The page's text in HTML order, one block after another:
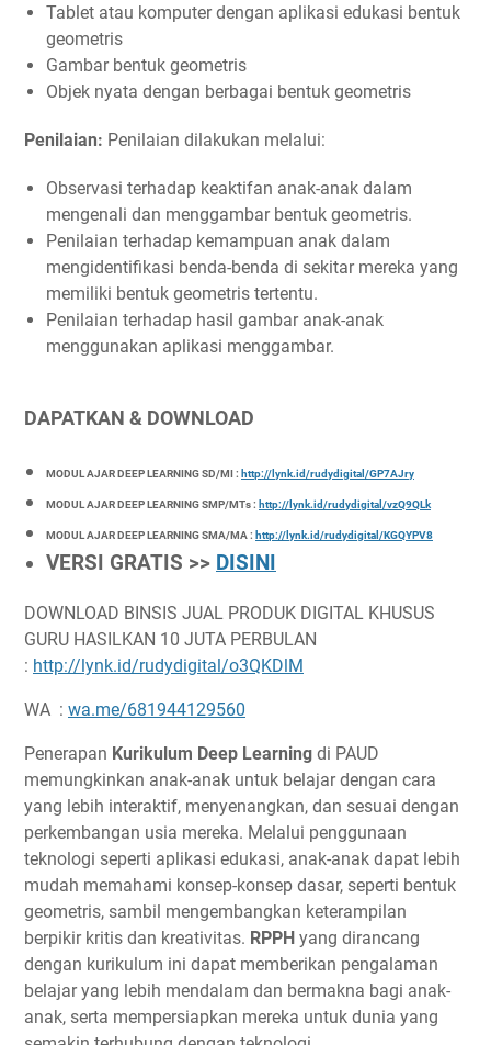
Tablet atau komputer dengan aplikasi edukasi bentuk
geometris
Gambar bentuk geometris
Objek nyata dengan berbagai bentuk geometris
Penilaian: Penilaian dilakukan melalui:
Observasi terhadap keaktifan anak-anak dalam
mengenali dan menggambar bentuk geometris.
Penilaian terhadap kemampuan anak dalam
mengidentifikasi benda-benda di sekitar mereka yang
memiliki bentuk geometris tertentu.
Penilaian terhadap hasil gambar anak-anak
menggunakan aplikasi menggambar.
DAPATKAN & DOWNLOAD
MODUL AJAR DEEP LEARNING SD/MI : http://lynk.id/rudydigital/GP7AJry
MODUL AJAR DEEP LEARNING SMP/MTs : http://lynk.id/rudydigital/vzQ9QLk
MODUL AJAR DEEP LEARNING SMA/MA : http://lynk.id/rudydigital/KGQYPV8
VERSI GRATIS >> DISINI
DOWNLOAD BINSIS JUAL PRODUK DIGITAL KHUSUS
GURU HASILKAN 10 JUTA PERBULAN
: http://lynk.id/rudydigital/o3QKDlM
WA : wa.me/681944129560
Penerapan Kurikulum Deep Learning di PAUD
memungkinkan anak-anak untuk belajar dengan cara
yang lebih interaktif, menyenangkan, dan sesuai dengan
perkembangan usia mereka. Melalui penggunaan
teknologi seperti aplikasi edukasi, anak-anak dapat lebih
mudah memahami konsep-konsep dasar, seperti bentuk
geometris, sambil mengembangkan keterampilan
berpikir kritis dan kreativitas. RPPH yang dirancang
dengan kurikulum ini dapat memberikan pengalaman
belajar yang lebih mendalam dan bermakna bagi anak-
anak, serta mempersiapkan mereka untuk dunia yang